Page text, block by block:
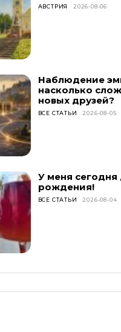
АВСТРИЯ 2026-08-06
Наблюдение
насколько
новых друзей?
ВСЕ СТАТЬИ 2026-08-05
У меня сегодня
рождения!
ВСЕ СТАТЬИ 2026-08-04